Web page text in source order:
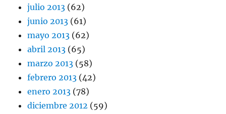
julio 2013 (62)
junio 2013 (61)
mayo 2013 (62)
abril 2013 (65)
marzo 2013 (58)
febrero 2013 (42)
enero 2013 (78)
diciembre 2012 (59)